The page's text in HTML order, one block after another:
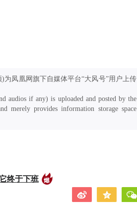
凤凰网旗下自媒体平台“大风号”用户上传
audios if any) is uploaded and posted by the
merely provides information storage space
终于下班